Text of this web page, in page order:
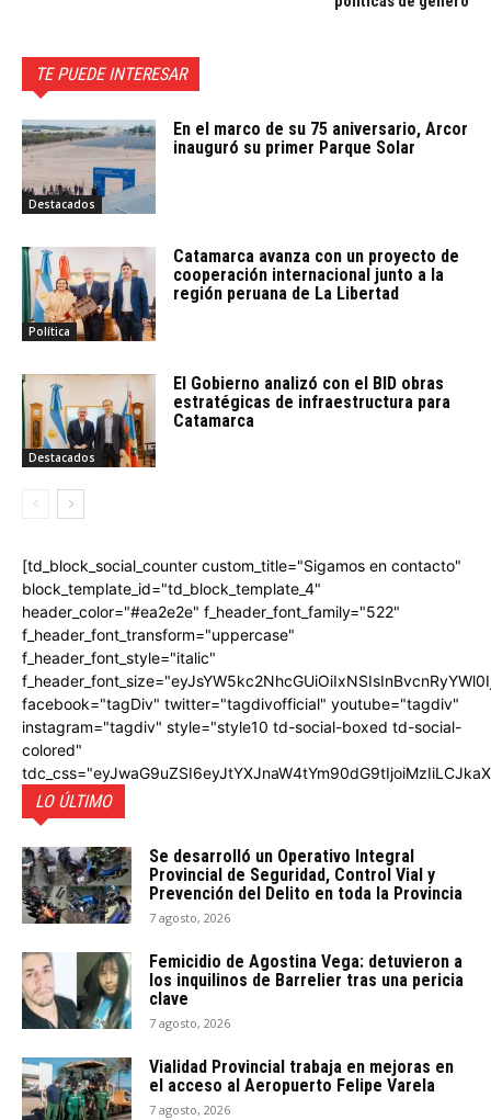
TE PUEDE INTERESAR
Destacados
En el marco de su 75 aniversario, Arcor
inauguró su primer Parque Solar
Política
Catamarca avanza con un proyecto de
cooperación internacional junto a la
región peruana de La Libertad
Destacados
El Gobierno analizó con el BID obras
estratégicas de infraestructura para
Catamarca
[td_block_social_counter custom_title="Sigamos en contacto"
block_template_id="td_block_template_4"
header_color="#ea2e2e" f_header_font_family="522"
f_header_font_transform="uppercase"
f_header_font_style="italic"
facebook="tagDiv" twitter="tagdivofficial" youtube="tagdiv"
instagram="tagdiv" style="style10 td-social-boxed td-social-
colored"
LO ÚLTIMO
Se desarrolló un Operativo Integral
Provincial de Seguridad, Control Vial y
Prevención del Delito en toda la Provincia
7 agosto, 2026
Femicidio de Agostina Vega: detuvieron a
los inquilinos de Barrelier tras una pericia
clave
7 agosto, 2026
Vialidad Provincial trabaja en mejoras en
el acceso al Aeropuerto Felipe Varela
7 agosto, 2026